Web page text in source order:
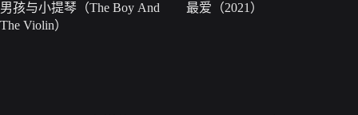
男孩与小提琴（The Boy And
The Violin）
最爱（2021）